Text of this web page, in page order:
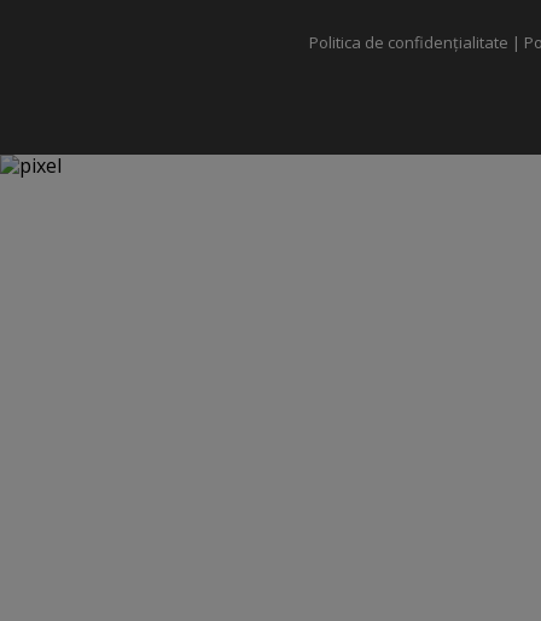
Politica de confidențialitate |